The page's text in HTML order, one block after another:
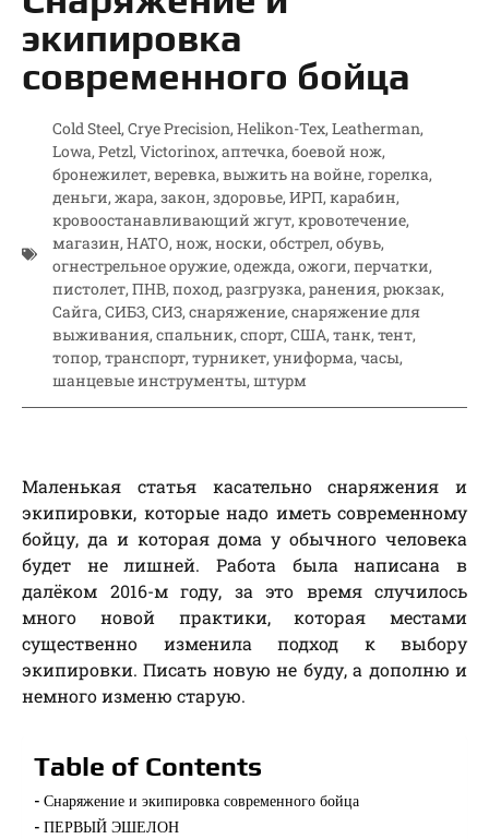
экипировка
современного бойца
Cold Steel, Crye Precision, Helikon-Tex, Leatherman,
Lowa, Petzl, Victorinox, аптечка, боевой нож,
бронежилет, веревка, выжить на войне, горелка,
деньги, жара, закон, здоровье, ИРП, карабин,
кровоостанавливающий жгут, кровотечение,
магазин, НАТО, нож, носки, обстрел, обувь,
огнестрельное оружие, одежда, ожоги, перчатки,
пистолет, ПНВ, поход, разгрузка, ранения, рюкзак,
Сайга, СИБЗ, СИЗ, снаряжение, снаряжение для
выживания, спальник, спорт, США, танк, тент,
топор, транспорт, турникет, униформа, часы,
шанцевые инструменты, штурм
Маленькая статья касательно снаряжения и
экипировки, которые надо иметь современному
бойцу, да и которая дома у обычного человека
будет не лишней. Работа была написана в
далёком 2016-м году, за это время случилось
много новой практики, которая местами
существенно изменила подход к выбору
экипировки. Писать новую не буду, а дополню и
немного изменю старую.
Table of Contents
Снаряжение и экипировка современного бойца
ПЕРВЫЙ ЭШЕЛОН